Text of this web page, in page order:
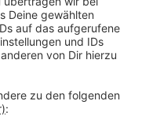
Geisels
die Rede kaum.
wütende